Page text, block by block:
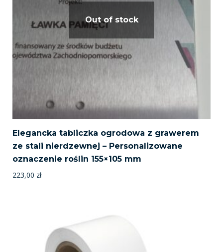
Out of stock
Elegancka tabliczka ogrodowa z grawerem
ze stali nierdzewnej – Personalizowane
oznaczenie roślin 155×105 mm
223,00 zł